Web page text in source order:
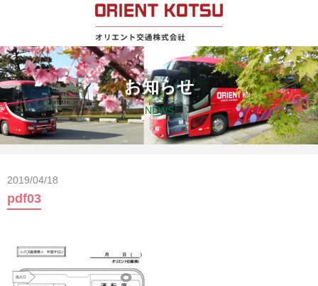
お知らせ
NEWS
2019/04/18
pdf03